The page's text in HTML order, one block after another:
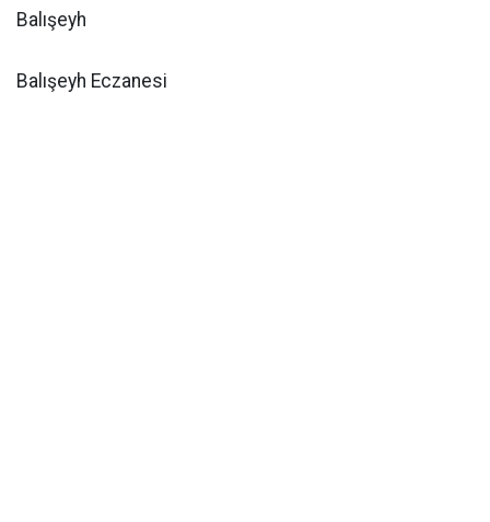
Balışeyh
Balışeyh Eczanesi